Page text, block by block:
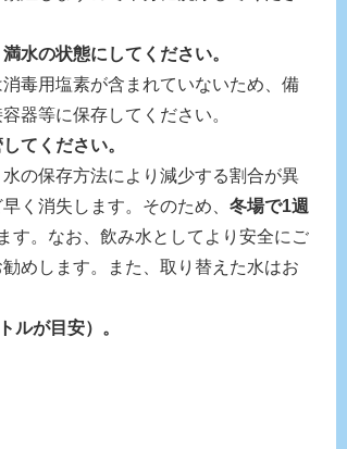
水の状態にしてください。
毒用塩素が含まれていないため、備
器等に保存してください。
てください。
の保存方法により減少する割合が異
く消失します。そのため、 冬場で1週
す。なお、飲み水としてより安全にご
めします。また、取り替えた水はお
ルが目安）。